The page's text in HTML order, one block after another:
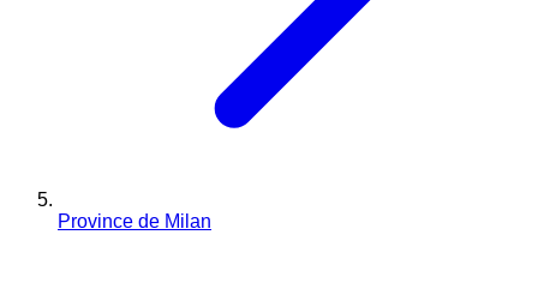
Province de Milan